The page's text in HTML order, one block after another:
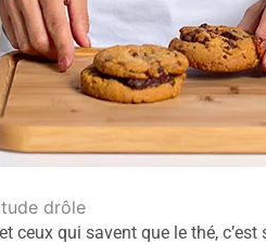
drôle
ceux qui savent que le thé,